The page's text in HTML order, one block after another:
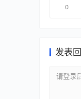
0
发表
请登录